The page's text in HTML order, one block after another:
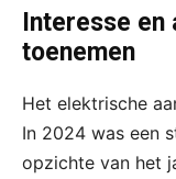
Interesse en
toenemen
Het elektrische
In 2024 was een
opzichte van het